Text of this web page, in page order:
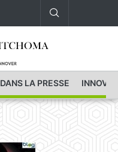
DANS LA PRESSE